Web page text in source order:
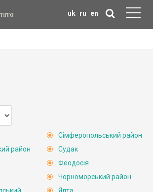
uk ru en
район
Сімферопольський район
Судак
Феодосія
Чорноморський район